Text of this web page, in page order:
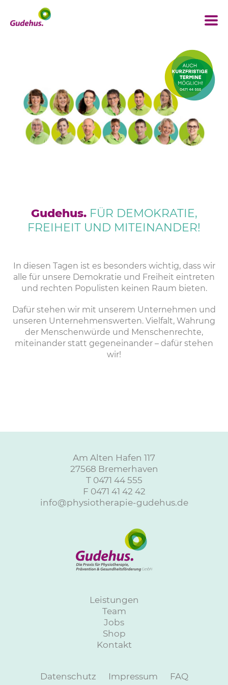
Gudehus. FÜR DEMOKRATIE,
FREIHEIT UND MITEINANDER!
In diesen Tagen ist es besonders wichtig, dass wir
alle für unsere Demokratie und Freiheit eintreten
und rechten Populisten keinen Raum bieten.
Dafür stehen wir mit unserem Unternehmen und
unseren Unternehmenswerten. Vielfalt, Wahrung
der Menschenwürde und Menschenrechte,
miteinander statt gegeneinander – dafür stehen
wir!
Am Alten Hafen 117
27568 Bremerhaven
T 0471 44 555
F 0471 41 42 42
info@physiotherapie-gudehus.de
Leistungen
Team
Jobs
Shop
Kontakt
Datenschutz Impressum FAQ